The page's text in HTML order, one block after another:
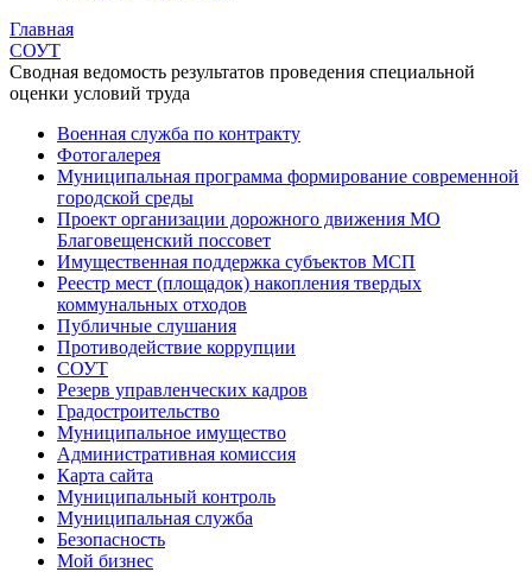
Главная
СОУТ
Сводная ведомость результатов проведения специальной
оценки условий труда
Военная служба по контракту
Фотогалерея
Муниципальная программа формирование современной
городской среды
Проект организации дорожного движения МО
Благовещенский поссовет
Имущественная поддержка субъектов МСП
Реестр мест (площадок) накопления твердых
коммунальных отходов
Публичные слушания
Противодействие коррупции
СОУТ
Резерв управленческих кадров
Градостроительство
Муниципальное имущество
Административная комиссия
Карта сайта
Муниципальный контроль
Муниципальная служба
Безопасность
Мой бизнес